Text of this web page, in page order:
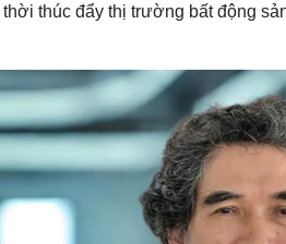
thúc đẩy thị trường bất động